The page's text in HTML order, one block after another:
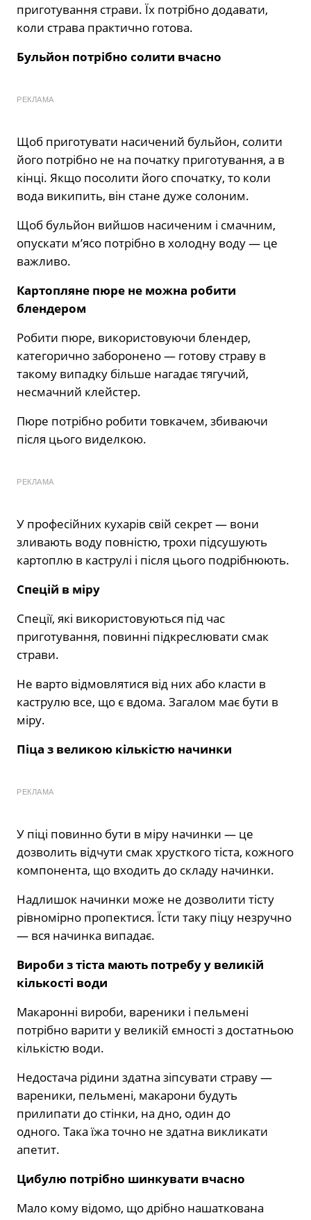
приготування страви. Їх потрібно додавати,
коли страва практично готова.
Бульйон потрібно солити вчасно
РЕКЛАМА
Щоб приготувати насичений бульйон, солити
його потрібно не на початку приготування, а в
кінці. Якщо посолити його спочатку, то коли
вода википить, він стане дуже солоним.
Щоб бульйон вийшов насиченим і смачним,
опускати м’ясо потрібно в холодну воду — це
важливо.
Картопляне пюре не можна робити
блендером
Робити пюре, використовуючи блендер,
категорично заборонено — готову страву в
такому випадку більше нагадає тягучий,
несмачний клейстер.
Пюре потрібно робити товкачем, збиваючи
після цього виделкою.
РЕКЛАМА
У професійних кухарів свій секрет — вони
зливають воду повністю, трохи підсушують
картоплю в каструлі і після цього подрібнюють.
Спецій в міру
Спеції, які використовуються під час
приготування, повинні підкреслювати смак
страви.
Не варто відмовлятися від них або класти в
каструлю все, що є вдома. Загалом має бути в
міру.
Піца з великою кількістю начинки
РЕКЛАМА
У піці повинно бути в міру начинки — це
дозволить відчути смак хрусткого тіста, кожного
компонента, що входить до складу начинки.
Надлишок начинки може не дозволити тісту
рівномірно пропектися. Їсти таку піцу незручно
— вся начинка випадає.
Вироби з тіста мають потребу у великій
кількості води
Макаронні вироби, вареники і пельмені
потрібно варити у великій ємності з достатньою
кількістю води.
Недостача рідини здатна зіпсувати страву —
вареники, пельмені, макарони будуть
прилипати до стінки, на дно, один до
одного. Така їжа точно не здатна викликати
апетит.
Цибулю потрібно шинкувати вчасно
Мало кому відомо, що дрібно нашаткована